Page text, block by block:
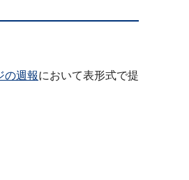
の週報において表形式で提